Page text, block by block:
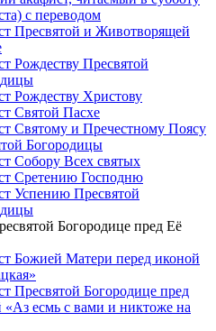
с переводом
Пресвятой и Животворящей
Рождеству Пресвятой
Рождеству Христову
Святой Пасхе
Святому и Пречестному Поясу
Богородицы
Собору Всех святых
Сретению Господню
Успению Пресвятой
Богородице пред Её
Божией Матери перед иконой
Пресвятой Богородице пред
«Аз есмь с вами и никтоже на